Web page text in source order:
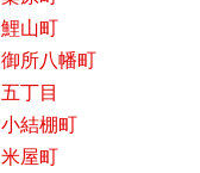
鯉山町
御所八幡町
五丁目
小結棚町
米屋町